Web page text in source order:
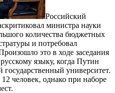
Российский
министра науки
количества бюджетных
и потребовал
это в ходе заседания
языку, когда Путин
университет.
человек, однако при наборе